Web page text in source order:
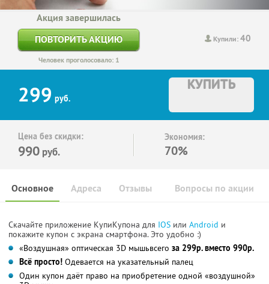
Купили:40
Акция завершилась
ПОВТОРИТЬ АКЦИЮ
Человек проголосовало: 1
299 руб.
КУПИТЬ
Цена без скидки:
990 руб.
Экономия:
70%
Основное Отзывы Вопросы по акции
Адреса
Скачайте приложение КупиКупона для IOS или Android и
покажите купон с экрана смартфона. Это удобно :)
«Воздушная» оптическая 3D мышьвсего за 299р. вместо 990р.
Всё просто! Одевается на указательный палец
Один купон даёт право на приобретение одной «воздушной»